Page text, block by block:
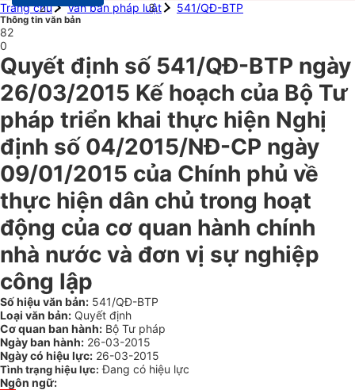
Trang chủ
Văn bản pháp luật 541/QĐ-BTP
Thông tin văn bản
82
0
Quyết định số 541/QĐ-BTP ngày
26/03/2015 Kế hoạch của Bộ Tư
pháp triển khai thực hiện Nghị
định số 04/2015/NĐ-CP ngày
09/01/2015 của Chính phủ về
thực hiện dân chủ trong hoạt
động của cơ quan hành chính
nhà nước và đơn vị sự nghiệp
công lập
Số hiệu văn bản: 541/QĐ-BTP
Loại văn bản: Quyết định
Cơ quan ban hành: Bộ Tư pháp
Ngày ban hành: 26-03-2015
Ngày có hiệu lực: 26-03-2015
Tình trạng hiệu lực: Đang có hiệu lực
Ngôn ngữ: